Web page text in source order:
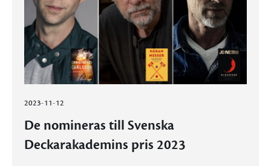
2023-11-12
De nomineras till Svenska
Deckarakademins pris 2023